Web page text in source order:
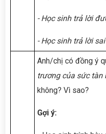
- Học sinh trả lời
- Học sinh trả lời
Anh/chị có đồng ý
trương của sức tàn
không? Vì sao?
Gợi ý: